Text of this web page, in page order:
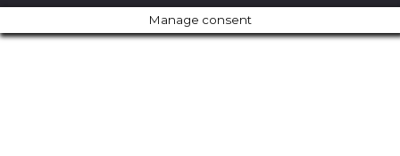
Manage consent